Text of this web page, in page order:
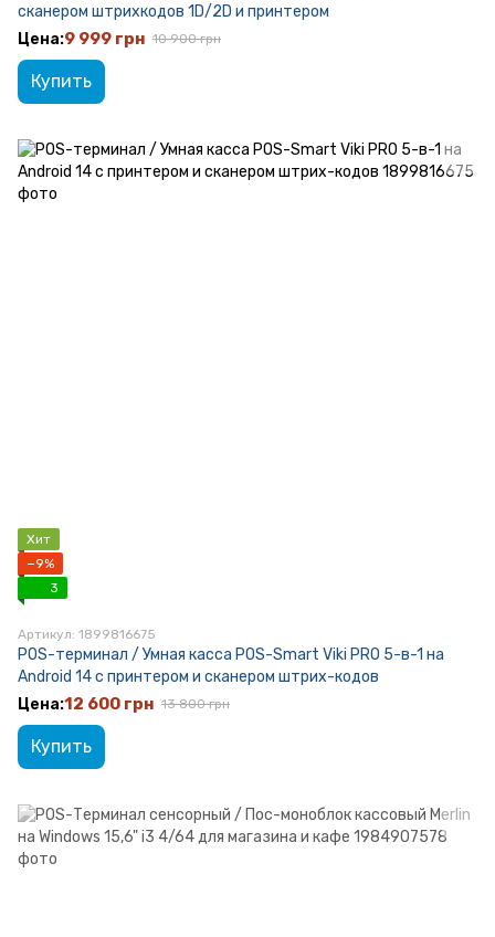
сканером штрихкодов 1D/2D и принтером
9 999 грн 10 900 грн
Купить
Хит
−9%
3
Артикул: 1899816675
POS-терминал / Умная касса POS-Smart Viki PRO 5-в-1 на
Android 14 с принтером и сканером штрих-кодов
12 600 грн 13 800 грн
Купить